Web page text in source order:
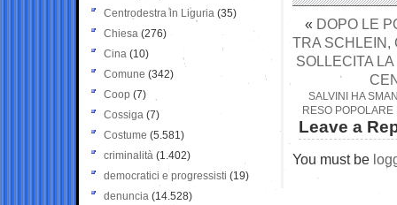
« DOPO LE
TRA SCHLEIN,
SOLLECITA
SALVINI HA
RESO
Leave a
You must be
Centrodestra in Liguria (35)
Chiesa (276)
Cina (10)
Comune (342)
Coop (7)
Cossiga (7)
Costume (5.581)
criminalità (1.402)
democratici e progressisti (19)
denuncia (14.528)